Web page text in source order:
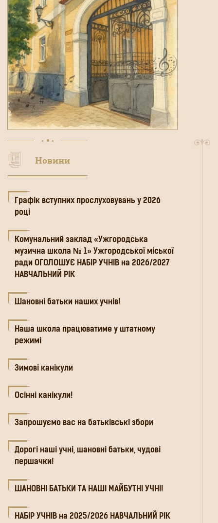
Новини
Графік вступних прослуховувань у 2026
році
Комунальний заклад «Ужгородська
музична школа № 1» Ужгородської міської
ради ОГОЛОШУЄ НАБІР УЧНІВ на 2026/2027
НАВЧАЛЬНИЙ РІК
Шановні батьки наших учнів!
Наша школа працюватиме у штатному
режимі
Зимові канікули
Осінні канікули!
Запрошуємо вас на батьківські збори
Дорогі наші учні, шановні батьки, чудові
першачки!
ШАНОВНІ БАТЬКИ ТА НАШІ МАЙБУТНІ УЧНІ!
НАБІР УЧНІВ на 2025/2026 НАВЧАЛЬНИЙ РІК